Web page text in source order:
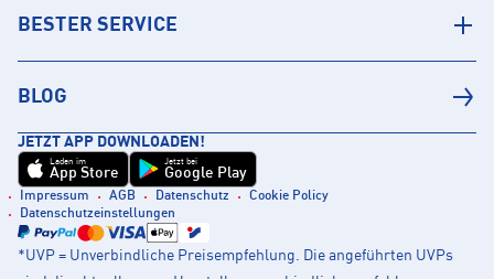
BESTER SERVICE
BLOG
JETZT APP DOWNLOADEN!
Laden im
App Store
Jetzt bei
Google Play
Impressum AGB Datenschutz
Cookie Policy
Datenschutzeinstellungen
*UVP = Unverbindliche Preisempfehlung. Die angeführten UVPs